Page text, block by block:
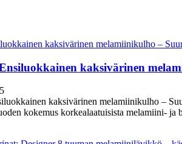
kaksivärinen
kaksivärinen melamiinikulho –
kokemus korkealaatuisista melamiini- ja